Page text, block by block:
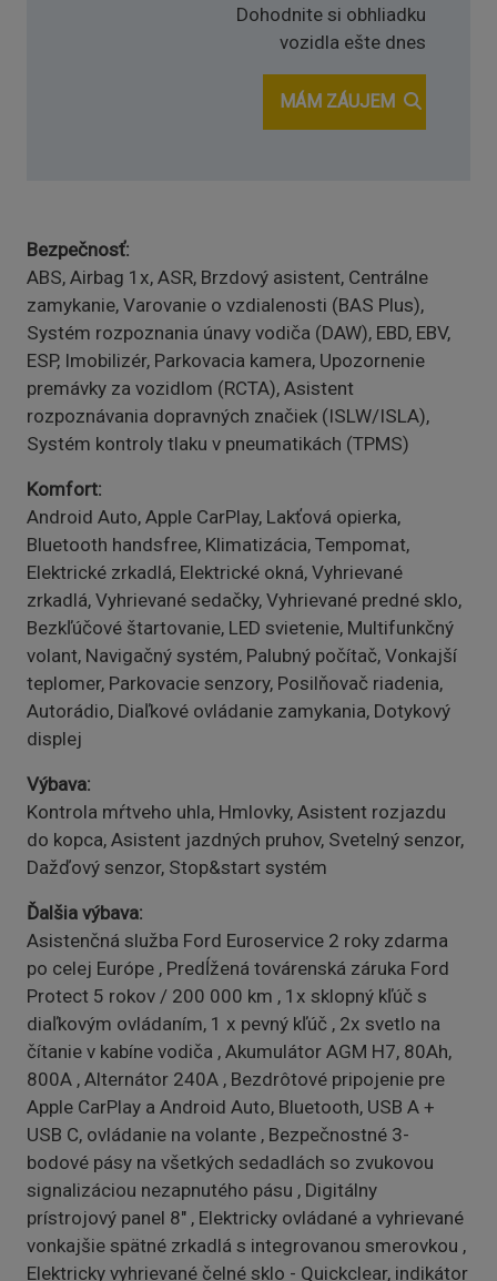
Dohodnite si obhliadku
vozidla ešte dnes
MÁM ZÁUJEM
Bezpečnosť
ABS, Airbag 1x, ASR, Brzdový asistent, Centrálne
zamykanie, Varovanie o vzdialenosti (BAS Plus),
Systém rozpoznania únavy vodiča (DAW), EBD, EBV,
ESP, Imobilizér, Parkovacia kamera, Upozornenie
premávky za vozidlom (RCTA), Asistent
rozpoznávania dopravných značiek (ISLW/ISLA),
Systém kontroly tlaku v pneumatikách (TPMS)
Komfort
Android Auto, Apple CarPlay, Lakťová opierka,
Bluetooth handsfree, Klimatizácia, Tempomat,
Elektrické zrkadlá, Elektrické okná, Vyhrievané
zrkadlá, Vyhrievané sedačky, Vyhrievané predné sklo,
Bezkľúčové štartovanie, LED svietenie, Multifunkčný
volant, Navigačný systém, Palubný počítač, Vonkajší
teplomer, Parkovacie senzory, Posilňovač riadenia,
Autorádio, Diaľkové ovládanie zamykania, Dotykový
displej
Výbava
Kontrola mŕtveho uhla, Hmlovky, Asistent rozjazdu
do kopca, Asistent jazdných pruhov, Svetelný senzor,
Dažďový senzor, Stop&start systém
Ďalšia výbava
Asistenčná služba Ford Euroservice 2 roky zdarma
po celej Európe , Predĺžená továrenská záruka Ford
Protect 5 rokov / 200 000 km , 1x sklopný kľúč s
diaľkovým ovládaním, 1 x pevný kľúč , 2x svetlo na
čítanie v kabíne vodiča , Akumulátor AGM H7, 80Ah,
800A , Alternátor 240A , Bezdrôtové pripojenie pre
Apple CarPlay a Android Auto, Bluetooth, USB A +
USB C, ovládanie na volante , Bezpečnostné 3-
bodové pásy na všetkých sedadlách so zvukovou
signalizáciou nezapnutého pásu , Digitálny
prístrojový panel 8" , Elektricky ovládané a vyhrievané
vonkajšie spätné zrkadlá s integrovanou smerovkou ,
Elektricky vyhrievané čelné sklo - Quickclear, indikátor